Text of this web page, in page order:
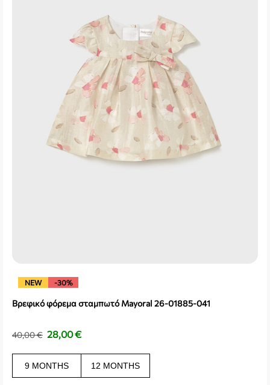
NEW -30%
Βρεφικό φόρεμα σταμπωτό Mayoral 26-01885-041
40,00€ 28,00€
9 MONTHS 12 MONTHS